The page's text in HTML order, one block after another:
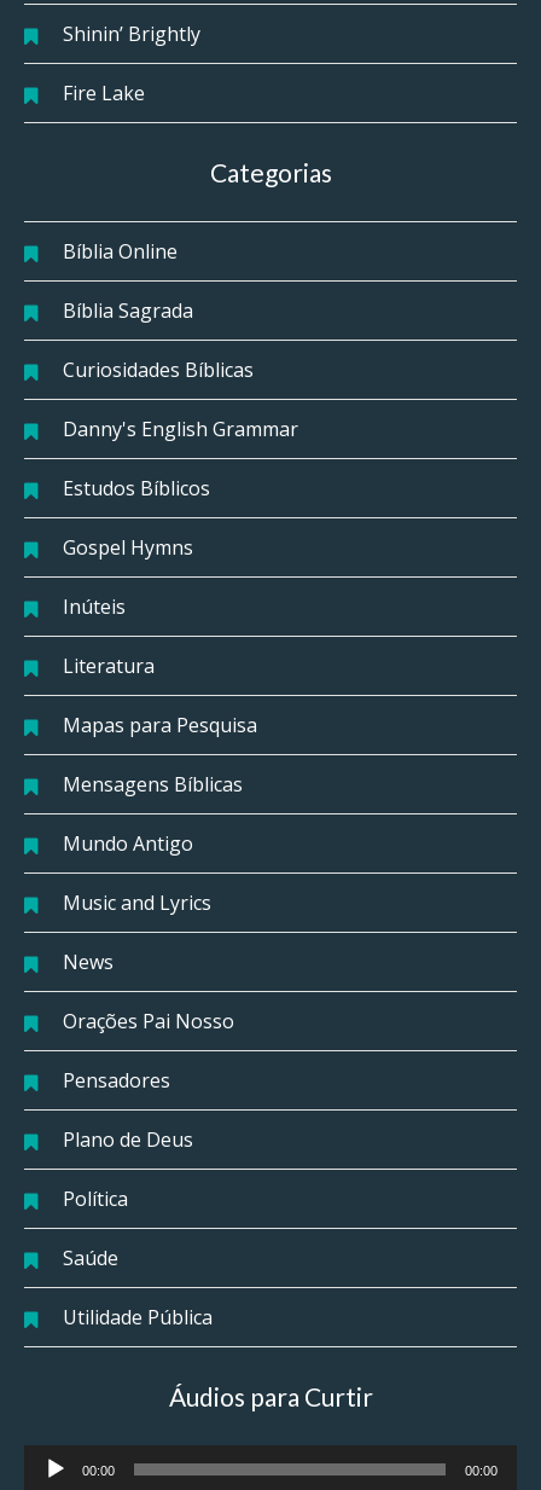
Shinin’ Brightly
Fire Lake
Categorias
Bíblia Online
Bíblia Sagrada
Curiosidades Bíblicas
Danny's English Grammar
Estudos Bíblicos
Gospel Hymns
Inúteis
Literatura
Mapas para Pesquisa
Mensagens Bíblicas
Mundo Antigo
Music and Lyrics
News
Orações Pai Nosso
Pensadores
Plano de Deus
Política
Saúde
Utilidade Pública
Áudios para Curtir
Tocador 00:00 00:00